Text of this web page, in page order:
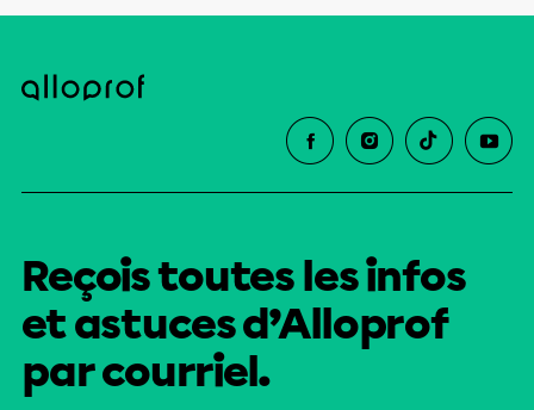
Reçois toutes les infos
et astuces d’Alloprof
par courriel.